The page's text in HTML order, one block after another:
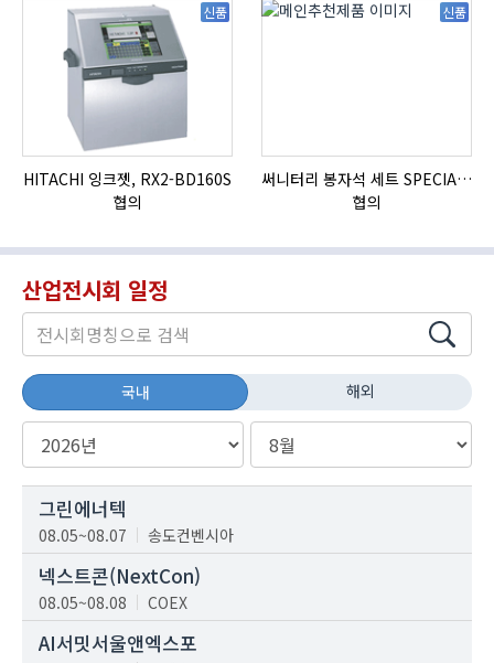
신품
HITACHI 잉크젯, RX2-BD160S
협의
신품
써니터리 봉자석 세트 SPECIAL , 봉자석 , 자석봉 , 호퍼용자석 , 전자석
협의
산업전시회 일정
국내 해외
그린에너텍
08.05~08.07 송도컨벤시아
넥스트콘(NextCon)
08.05~08.08 COEX
AI서밋서울앤엑스포